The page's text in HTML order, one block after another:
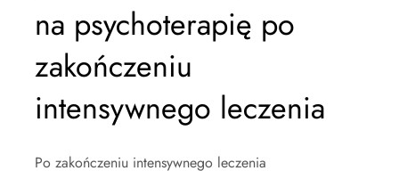
na psychoterapię po
zakończeniu
intensywnego leczenia
Po zakończeniu intensywnego leczenia